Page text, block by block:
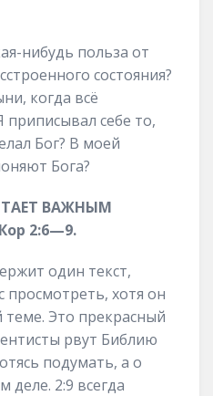
нибудь польза от
состояния?
когда всё
приписывал себе то,
Бог? В моей
Бога?
ВАЖНЫМ
2:6—9.
один текст,
просмотреть, хотя он
теме. Это прекрасный
рвут Библию
подумать, а о
2:9 всегда